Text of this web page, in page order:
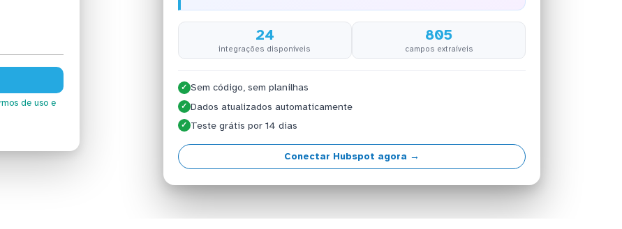
de uso e
24
integrações disponíveis
805
campos extraíveis
✓ Sem código, sem planilhas
✓ Dados atualizados automaticamente
✓ Teste grátis por 14 dias
Conectar Hubspot agora →